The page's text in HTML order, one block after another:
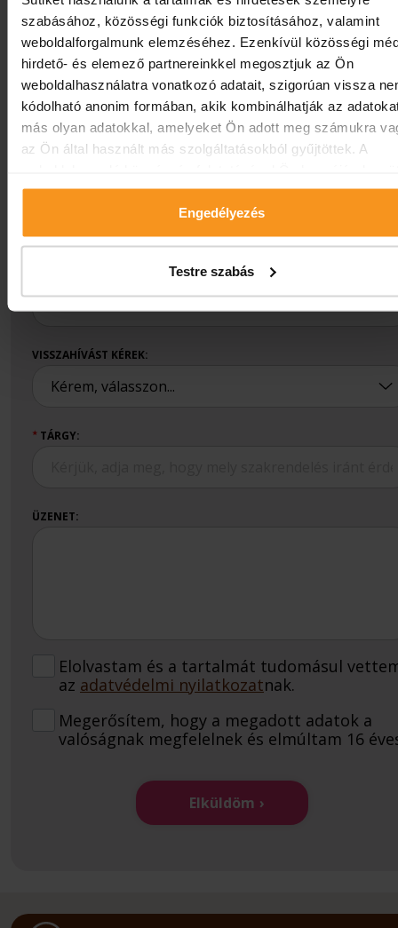
szabásához, közösségi funkciók biztosításához, valamint
weboldalforgalmunk elemzéséhez. Ezenkívül közösségi
hirdető- és elemező partnereinkkel megosztjuk az Ön
weboldalhasználatra vonatkozó adatait, szigorúan vissza
kódolható anonim formában, akik kombinálhatják az
más olyan adatokkal, amelyeket Ön adott meg számukra
az Ön által használt más szolgáltatásokból gyűjtöttek. A
használatához.
Engedélyezés
Testre szabás
alábbi űrlapot és szakorvosunk visszahívja.
A csillaggal jelölt mezők kitöltése kötelező
★NÉV:
★E-MAIL CÍM:
VISSZAHÍVÁST KÉREK:
★ TÁRGY:
ÜZENET:
Elolvastam és a tartalmát tudomásul
az adatvédelmi nyilatkozatnak.
Megerősítem, hogy a megadott adatok a
valóságnak megfelelnek és elmúltam 16
Elküldöm